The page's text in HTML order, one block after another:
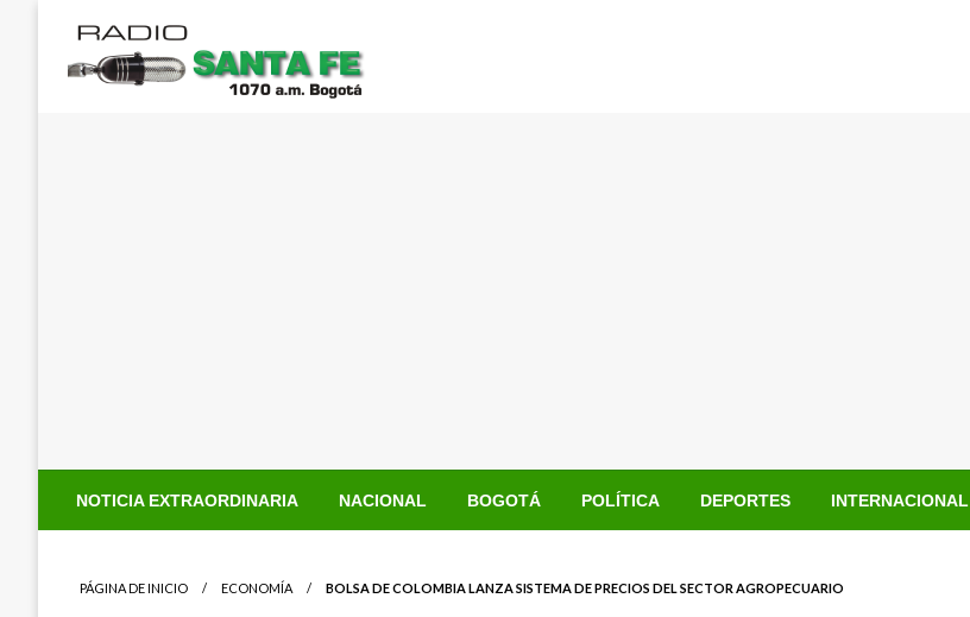
contenido
NOTICIA EXTRAORDINARIA NACIONAL BOGOTÁ POLÍTICA DEPORTES INTERNACIONAL
PÁGINA DE INICIO ECONOMÍA BOLSA DE COLOMBIA LANZA SISTEMA DE PRECIOS DEL SECTOR AGROPECUARIO